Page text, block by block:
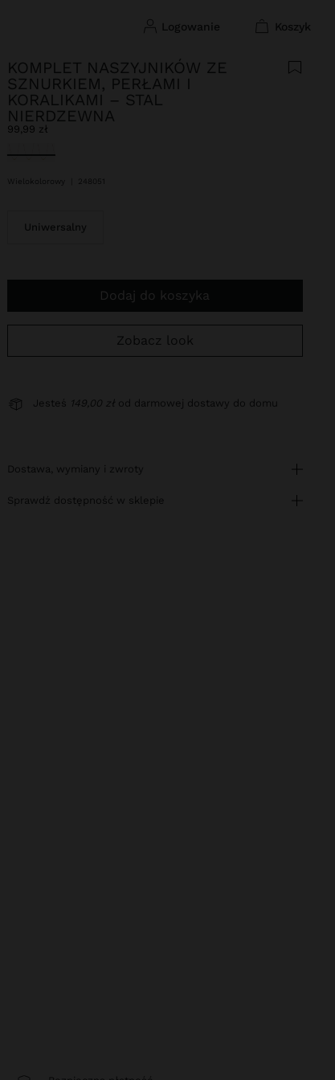
logowanie koszyk
KOMPLET NASZYJNIKÓW ZE
SZNURKIEM, PERŁAMI I
KORALIKAMI – STAL
NIERDZEWNA
99,99 zł
Wybrane
Wielokolorowy 248051
Uniwersalny
Dodaj do koszyka
Zobacz look
Jesteś 149,00 zł od darmowej dostawy do domu
dostawa, wymiany i zwroty
sprawdź dostępność w sklepie